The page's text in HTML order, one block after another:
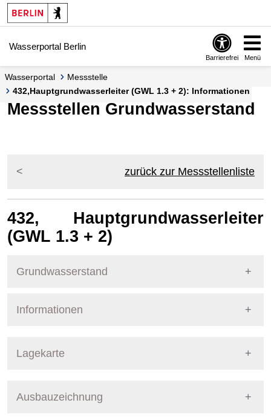
Springe zur Navigation
Springe zum Inhalt
Wasserportal Berlin
Barrierefrei Menü
Wasserportal
Messstelle
432,Hauptgrundwasserleiter (GWL 1.3 + 2): Informationen
Messstellen Grundwasserstand
zurück zur Messstellenliste
432, Hauptgrundwasserleiter
(GWL 1.3 + 2)
Grundwasserstand
Informationen
Nummer
Lagekarte
+
Ausbauzeichnung